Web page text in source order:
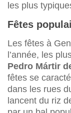
les plus
Fêtes
Les fêtes à
l’année, les
Pedro Mártir
fêtes se
dans les rues
lancent du riz